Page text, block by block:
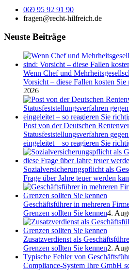
069 95 92 91 90
fragen@recht-hilfreich.de
Neuste Beiträge
Wenn Chef und
Vorsicht – diese Fallen kosten
2026
Post von der Deutschen
Statusfeststellungsverfahren
eingeleitet – so reagieren Sie
Sozialversicherungspflicht als
Frage über Jahre teuer werden
Geschäftsführer in mehreren
Grenzen sollten Sie kennen4.
Zusatzverdienst als
Grenzen sollten Sie kennen2.
Typische Fehler von
Compliance-System Ihre GmbH